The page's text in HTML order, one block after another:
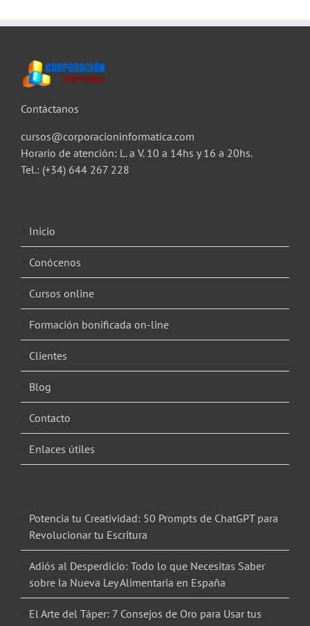
Contáctanos
cursos@corporacioninformatica.com
Horario de atención: L. a V. 10 a 14hs y 16 a 20hs.
Tel.: (+34) 644 267 228
Inicio
Conócenos
Cursos online
Formación bonificada on-line
Clientes
Blog
Contacto
Enlaces útiles
Potencia tu Creatividad: 50 Prompts de ChatGPT para
Revolucionar tu Escritura
Adiós al Desperdicio: Todo lo que Necesitas Saber
sobre la Nueva Ley Alimentaria en España
El Arte del Táper: 7 Consejos de Oro para Usar tus